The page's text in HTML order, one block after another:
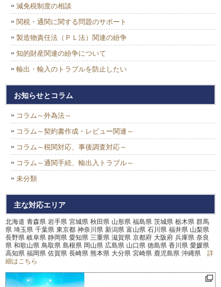
減免税制度の相談
関税・通関に関する問題のサポート
製造物責任法（ＰＬ法）関連の紛争
知的財産関連の紛争について
輸出・輸入のトラブルを防止したい
お知らせとコラム
コラム～外為法～
コラム～契約書作成・レビュー関連～
コラム～税関対応、事後調査対応～
コラム～通関手続、輸出入トラブル～
未分類
主な対応エリア
北海道 青森県 岩手県 宮城県 秋田県 山形県 福島県 茨城県 栃木県 群馬
県 埼玉県 千葉県 東京都 神奈川県 新潟県 富山県 石川県 福井県 山梨県
長野県 岐阜県 静岡県 愛知県 三重県 滋賀県 京都府 大阪府 兵庫県 奈良
県 和歌山県 鳥取県 島根県 岡山県 広島県 山口県 徳島県 香川県 愛媛県
高知県 福岡県 佐賀県 長崎県 熊本県 大分県 宮崎県 鹿児島県 沖縄県詳
細はこちら